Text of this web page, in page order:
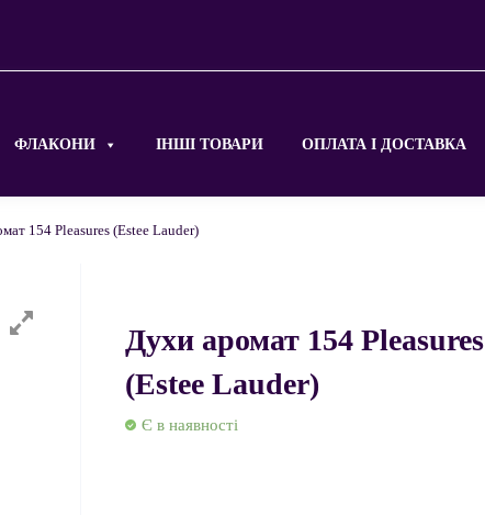
ФЛАКОНИ ІНШІ ТОВАРИ ОПЛАТА І ДОСТАВКА
154 Pleasures (Estee Lauder)
Духи аромат 154 Pleasures
(Estee Lauder)
Є в наявності